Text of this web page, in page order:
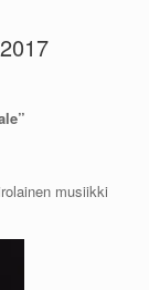
musiikki